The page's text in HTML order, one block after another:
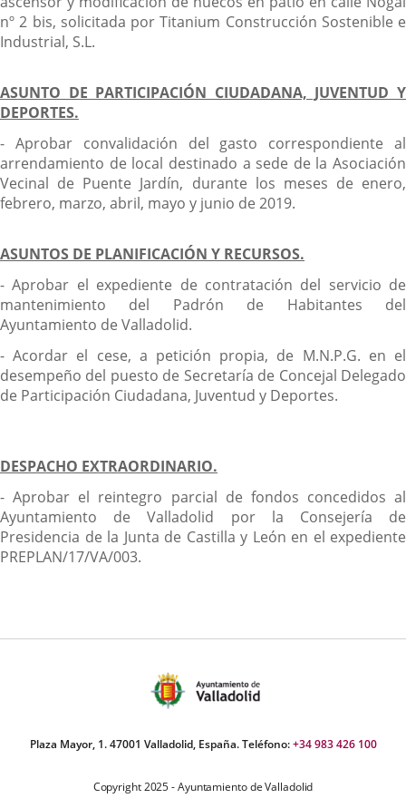
nº 2 bis, solicitada por Titanium Construcción Sostenible e
Industrial, S.L.
ASUNTO DE PARTICIPACIÓN CIUDADANA, JUVENTUD Y
DEPORTES.
- Aprobar convalidación del gasto correspondiente al
arrendamiento de local destinado a sede de la Asociación
Vecinal de Puente Jardín, durante los meses de enero,
febrero, marzo, abril, mayo y junio de 2019.
ASUNTOS DE PLANIFICACIÓN Y RECURSOS.
- Aprobar el expediente de contratación del servicio de
mantenimiento del Padrón de Habitantes del
Ayuntamiento de Valladolid.
- Acordar el cese, a petición propia, de M.N.P.G. en el
desempeño del puesto de Secretaría de Concejal Delegado
de Participación Ciudadana, Juventud y Deportes.
DESPACHO EXTRAORDINARIO.
- Aprobar el reintegro parcial de fondos concedidos al
Ayuntamiento de Valladolid por la Consejería de
Presidencia de la Junta de Castilla y León en el expediente
PREPLAN/17/VA/003.
Plaza Mayor, 1. 47001 Valladolid, España. Teléfono:+34 983 426 100
Copyright 2025 - Ayuntamiento de Valladolid